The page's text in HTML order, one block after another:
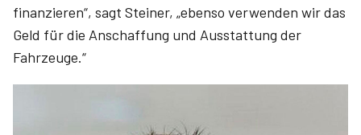
finanzieren“, sagt Steiner, „ebenso verwenden wir das
Geld für die Anschaffung und Ausstattung der
Fahrzeuge.“